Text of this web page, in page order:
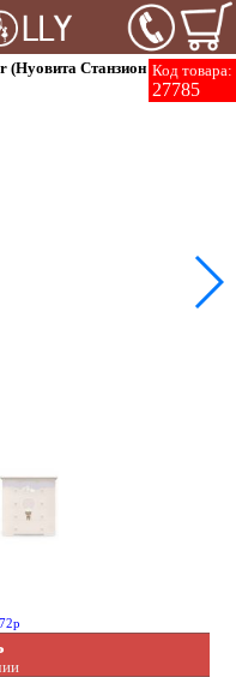
Код товара:
27785
(Нуовита Станзион